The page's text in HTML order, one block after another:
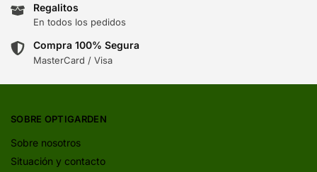
Regalitos
En todos los pedidos
Compra 100% Segura
MasterCard / Visa
SOBRE OPTIGARDEN
Sobre nosotros
Situación y contacto